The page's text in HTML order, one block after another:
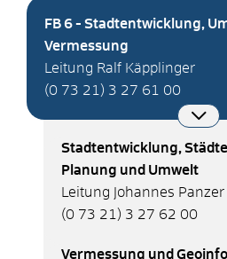
FB 6 - Stadtentwicklung,
Vermessung
Leitung Ralf Käpplinger
(0 73 21) 3 27 61 00
Stadtentwicklung,
Planung und Umwelt
Leitung Johannes Panzer
(0 73 21) 3 27 62 00
Vermessung und